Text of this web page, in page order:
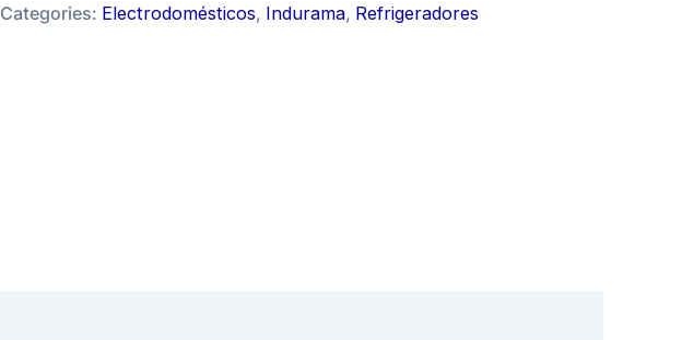
272
Categories: Electrodomésticos, Indurama, Refrigeradores